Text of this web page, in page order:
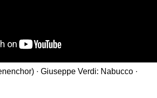
· Giuseppe Verdi: Nabucco ·